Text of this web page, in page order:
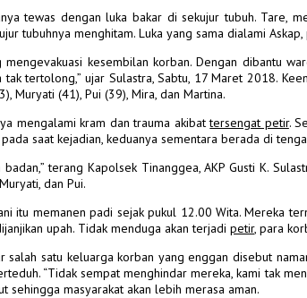
tewas dengan luka bakar di sekujur tubuh. Tare,
tubuhnya menghitam. Luka yang sama dialami
mengevakuasi kesembilan korban.Dengan dibantu
tertolong,” ujar Sulastra, Sabtu, 17 Maret 2018.
Muryati (41), Pui (39), Mira, dan Martina.
mengalami kram dan trauma akibattersengat petir.
saat kejadian, keduanya sementara berada di
terang Kapolsek Tinanggea, AKP Gusti K.
dan Pui.
itu memanen padi sejak pukul 12.00 Wita. Mereka
upah. Tidak menduga akan terjadi petir, para
satu keluarga korban yang enggan disebut
“Tidak sempat menghindar mereka, kami tak
sehingga masyarakat akan lebih merasa aman.